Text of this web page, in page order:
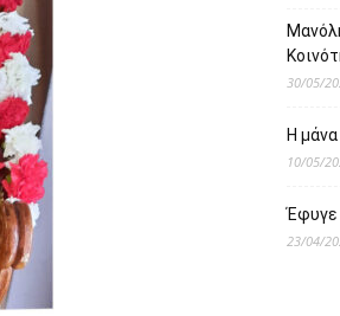
30/05/
Η
10/05/
Έφυγε
23/04/